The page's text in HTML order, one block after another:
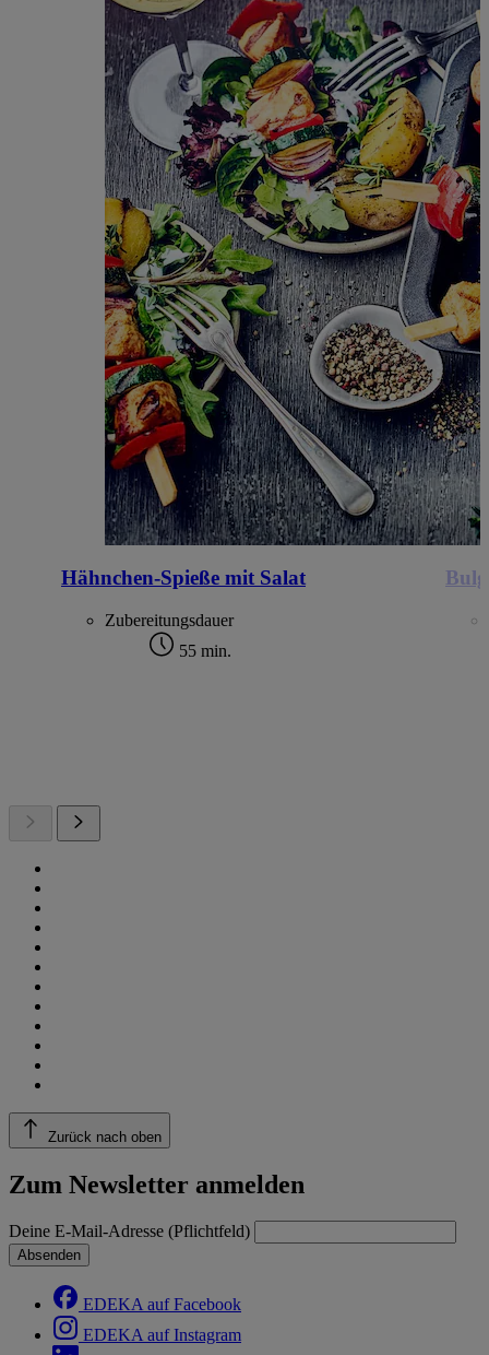
Hähnchen-Spieße mit Salat
Zubereitungsdauer
55 min.
Zurück nach oben
Zum Newsletter anmelden
Deine E-Mail-Adresse (Pflichtfeld)
Absenden
EDEKA auf Facebook
EDEKA auf Instagram